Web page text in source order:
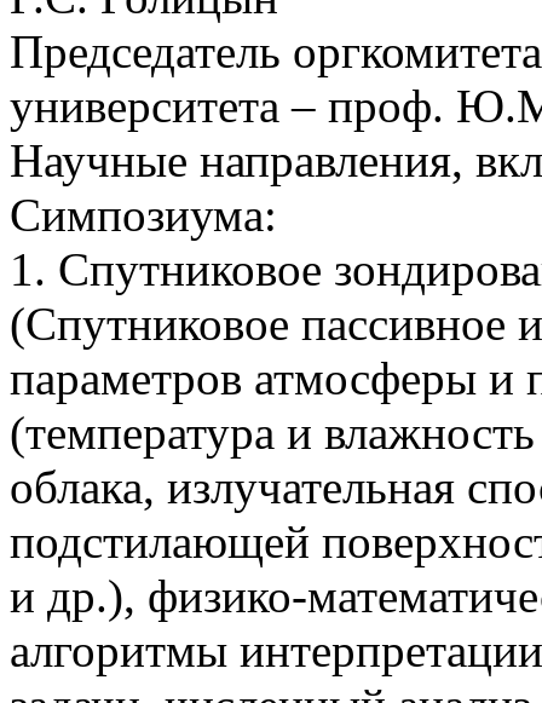
Председатель
университета – проф.
Научные направления,
Симпозиума:
1. Спутниковое
(Спутниковое пассивное
параметров атмосферы и
(температура и
облака, излучательная
подстилающей
и др.), физико-
алгоритмы